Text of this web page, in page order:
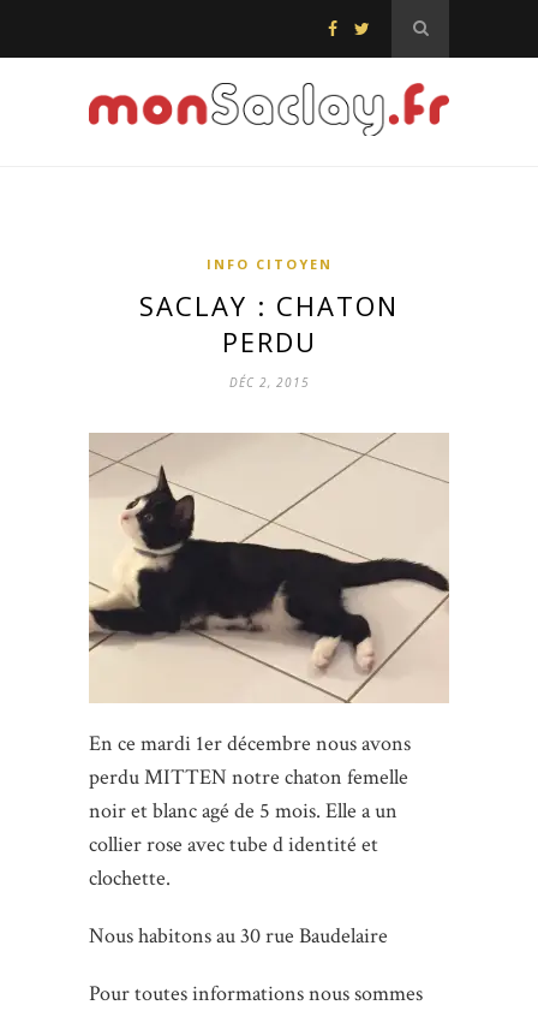
INFO CITOYEN
SACLAY : CHATON
PERDU
DÉC 2, 2015
En ce mardi 1er décembre nous avons
perdu MITTEN notre chaton femelle
noir et blanc agé de 5 mois. Elle a un
collier rose avec tube d identité et
clochette.
Nous habitons au 30 rue Baudelaire
Pour toutes informations nous sommes